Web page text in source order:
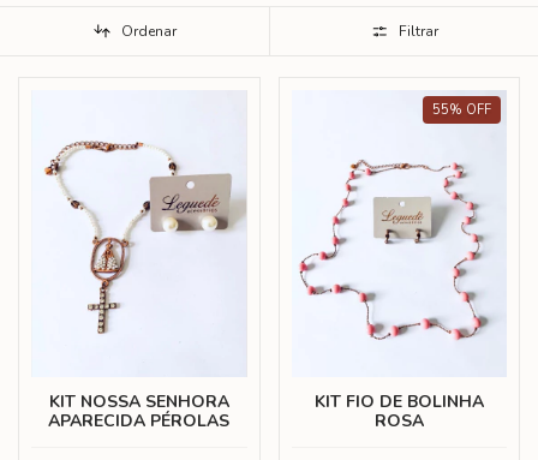
Ordenar Filtrar
KIT NOSSA SENHORA
APARECIDA PÉROLAS
55% OFF
KIT FIO DE BOLINHA
ROSA